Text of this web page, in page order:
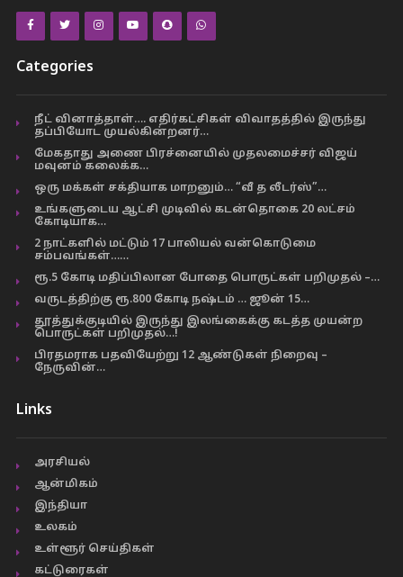
Categories
நீட் வினாத்தாள்…. எதிர்கட்சிகள் விவாதத்தில் இருந்து
தப்பியோட முயல்கின்றனர்…
மேகதாது அணை பிரச்னையில் முதலமைச்சர் விஜய்
மவுனம் கலைக்க…
ஒரு மக்கள் சக்தியாக மாறனும்… “வீ த லீடர்ஸ்”…
உங்களுடைய ஆட்சி முடிவில் கடன்தொகை 20 லட்சம்
கோடியாக…
2 நாட்களில் மட்டும் 17 பாலியல் வன்கொடுமை
சம்பவங்கள்……
ரூ.5 கோடி மதிப்பிலான போதை பொருட்கள் பறிமுதல் –…
வருடத்திற்கு ரூ.800 கோடி நஷ்டம் … ஜூன் 15…
தூத்துக்குடியில் இருந்து இலங்கைக்கு கடத்த முயன்ற
பொருட்கள் பறிமுதல்…!
பிரதமராக பதவியேற்று 12 ஆண்டுகள் நிறைவு –
நேருவின்…
Links
அரசியல்
ஆன்மிகம்
இந்தியா
உலகம்
உள்ளூர் செய்திகள்
கட்டுரைகள்